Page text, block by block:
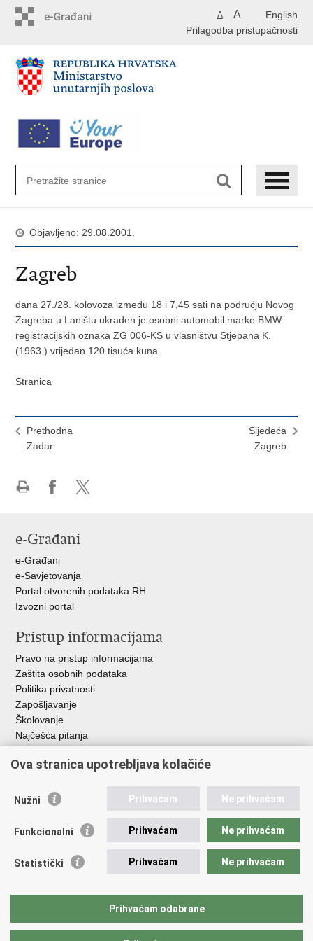
English
A A
Prilagodba pristupačnosti
Objavljeno: 29.08.2001.
Zagreb
dana 27./28. kolovoza između 18 i 7,45 sati na području Novog
Zagreba u Laništu ukraden je osobni automobil marke BMW
registracijskih oznaka ZG 006-KS u vlasništvu Stjepana K.
(1963.) vrijedan 120 tisuća kuna.
Stranica
Prethodna
Zadar
Sljedeća
Zagreb
Facebooku
X-
e-Građani
e-Građani
e-Savjetovanja
Portal otvorenih podataka RH
Izvozni portal
Pristup informacijama
Pravo na pristup informacijama
Zaštita osobnih podataka
Politika privatnosti
Zapošljavanje
Školovanje
Najčešća pitanja
Važne poveznice
EMN Nacionalna kontaktna točka za Republiku Hrvatsku
Policijska akademija
Zaklada policijske solidarnosti
Udruge
Ova stranica upotrebljava kolačiće
Nužni Prihvaćam Ne prihvaćam
Funkcionalni Prihvaćam Ne prihvaćam
Statistički Prihvaćam Ne prihvaćam
Prihvaćam odabrane